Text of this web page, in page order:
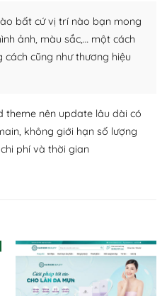
phú. Bạn có thể thỏa
phù hợp cho mục đích
themes
đều có thể dễ
cung cấp khoảng 60%
website WordPress
bất cứ vị trí nào bạn mong
ảnh, màu sắc,… một cách
cũng như thương hiệu
theme nên update lâu dài có
không giới hạn số lượng
phí và thời gian